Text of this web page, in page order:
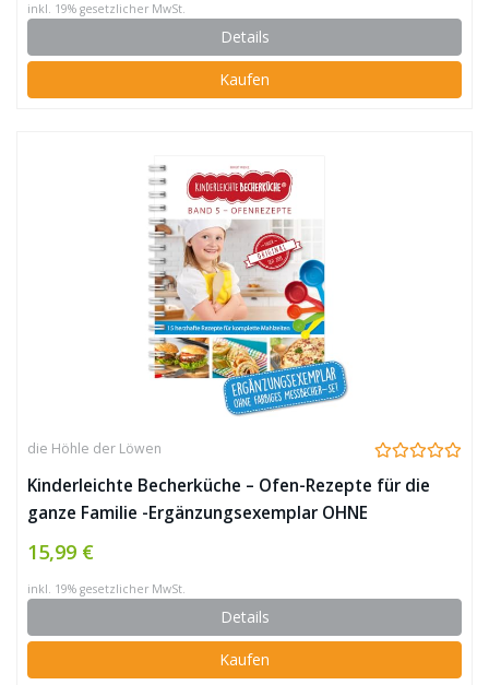
Spülgänge/Einlage
inkl. 19% gesetzlicher MwSt.
Details
Kaufen
die Höhle der Löwen
Kinderleichte Becherküche – Ofen-Rezepte für die
ganze Familie -Ergänzungsexemplar OHNE
Messbecher
15,99 €
inkl. 19% gesetzlicher MwSt.
Details
Kaufen